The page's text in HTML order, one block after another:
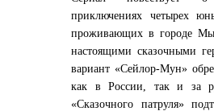
приключениях четырех
проживающих в городе
настоящими сказочными
вариант «Сейлор-Мун»
как в России, так и за
«Сказочного патруля»